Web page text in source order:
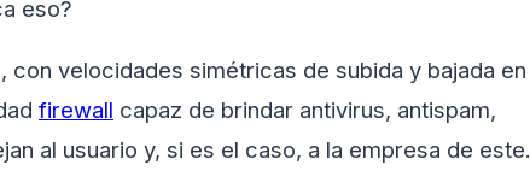
eso?
velocidades simétricas de subida y bajada en
firewall capaz de brindar antivirus, antispam,
al usuario y, si es el caso, a la empresa de este.